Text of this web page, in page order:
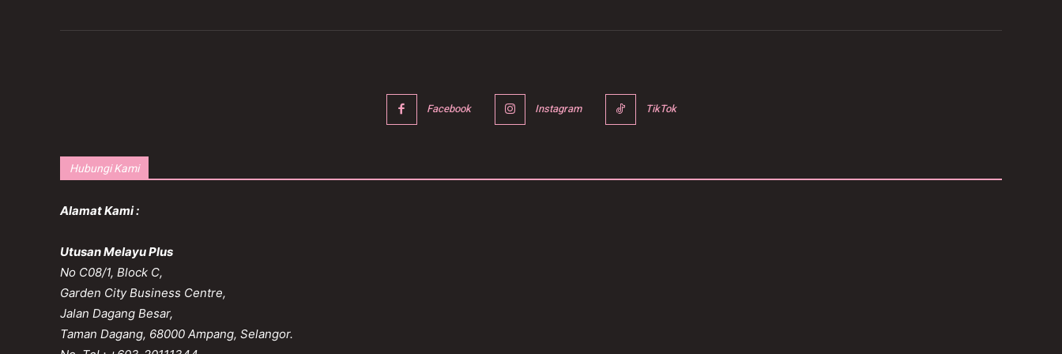
Facebook Instagram TikTok
Hubungi Kami
Alamat Kami :
Utusan Melayu Plus
No C08/1, Block C,
Garden City Business Centre,
Jalan Dagang Besar,
Taman Dagang, 68000 Ampang, Selangor.